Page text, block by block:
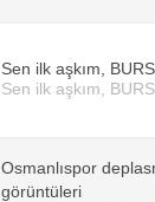
Sen ilk aşkım,
Sen ilk aşkım,
Osmanlıspor
görüntüleri